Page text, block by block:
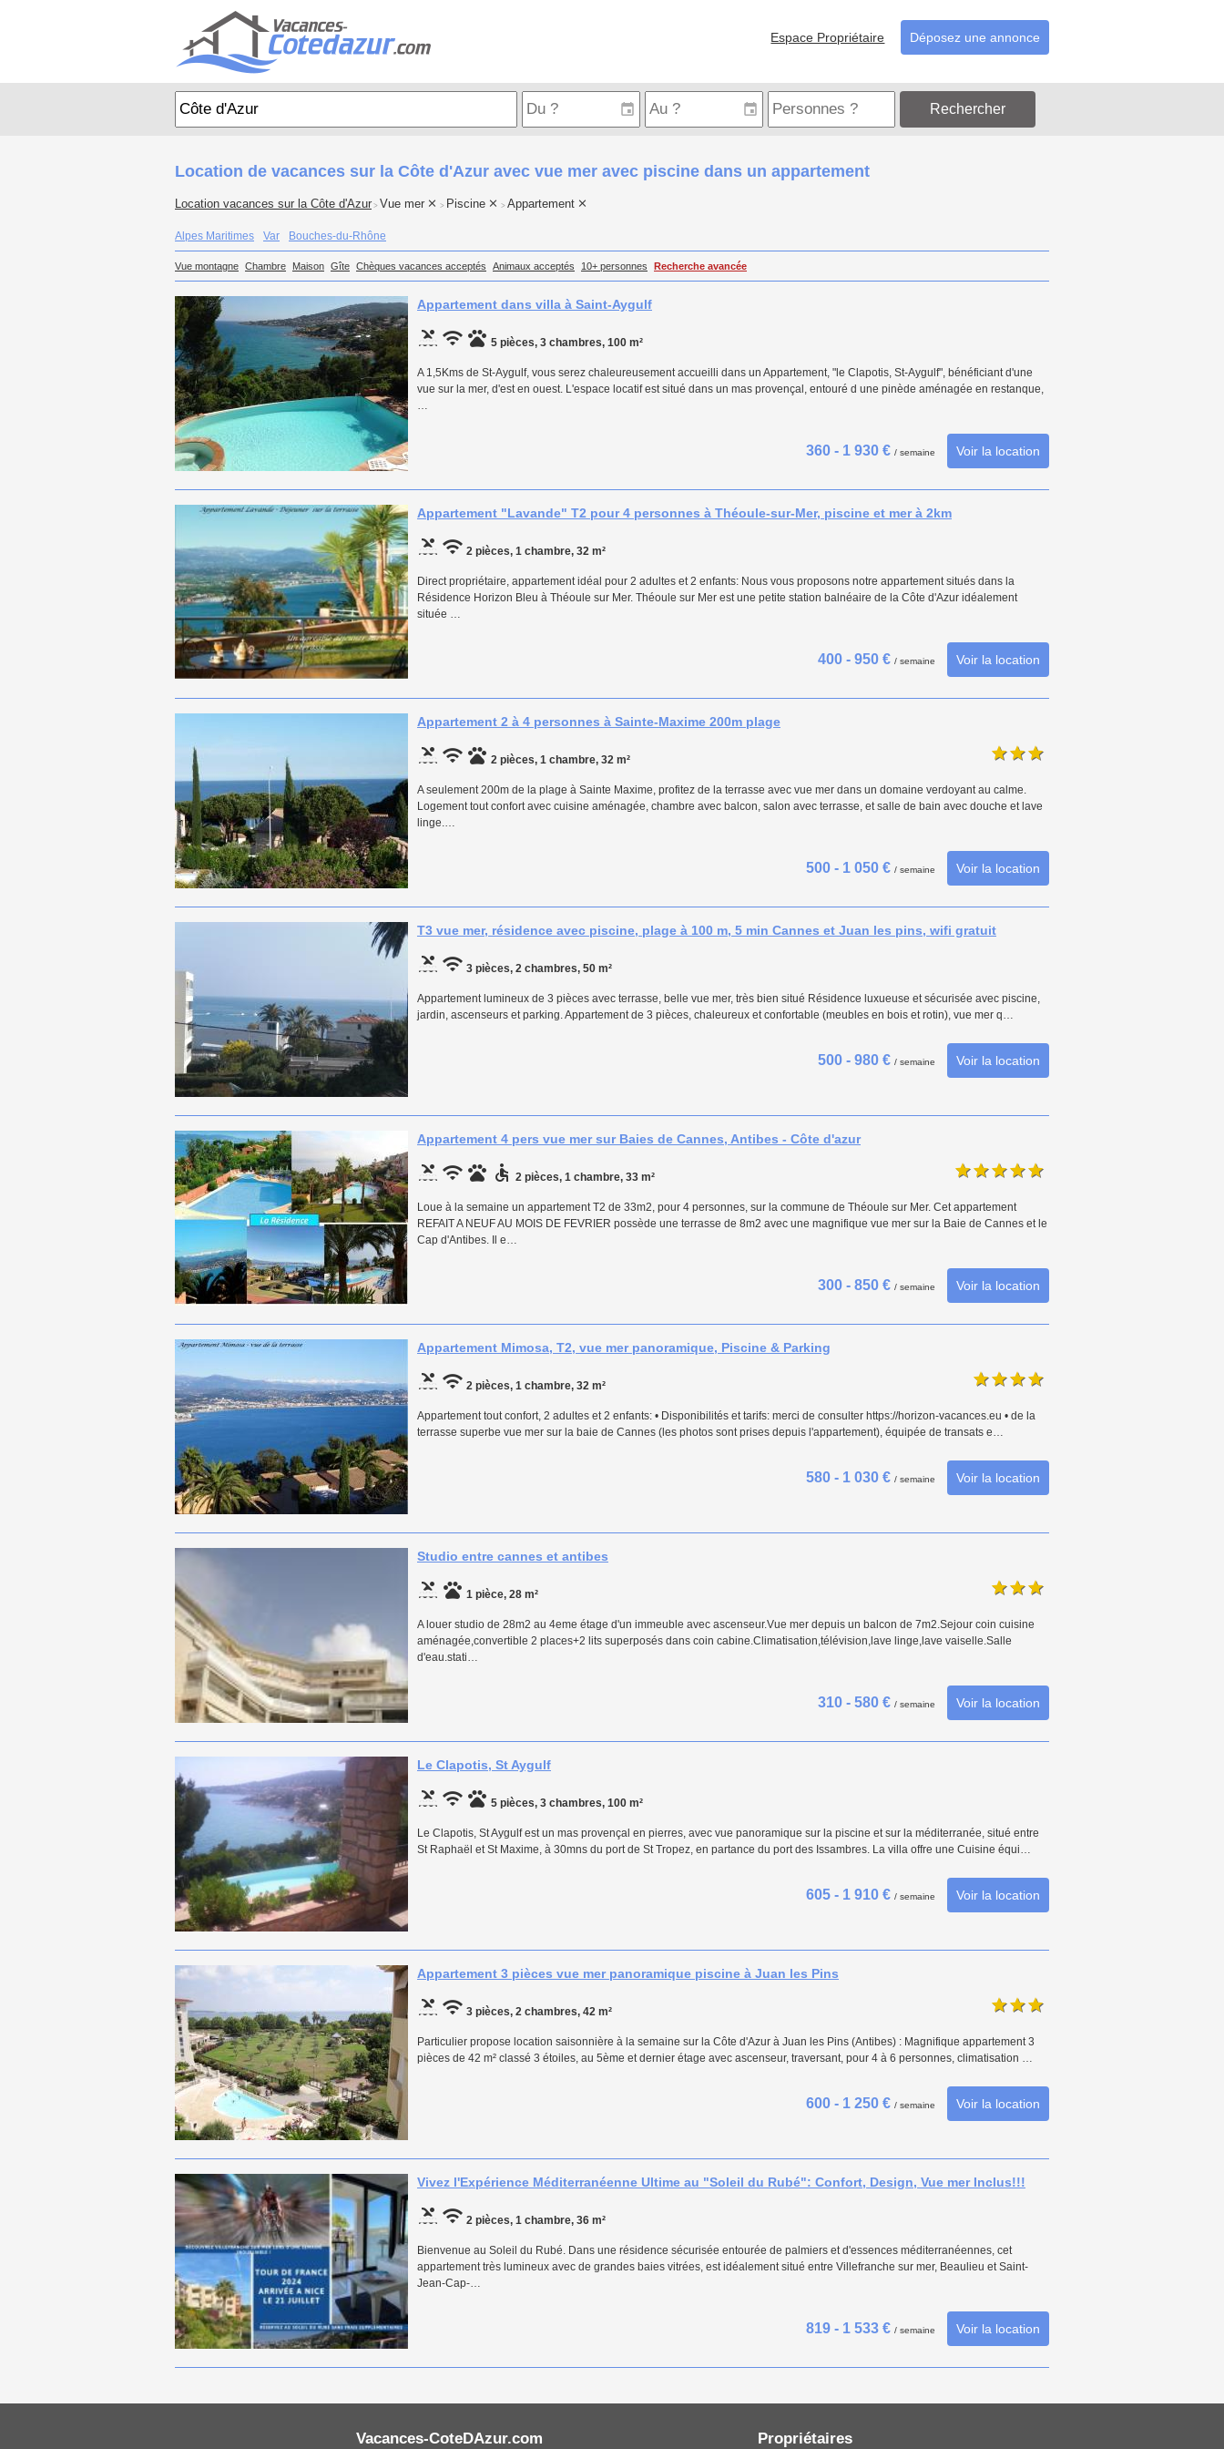
Espace Propriétaire Déposez une annonce
Rechercher
Location de vacances sur la Côte d'Azur avec vue mer avec piscine dans un appartement
Location vacances sur la Côte d'Azur > Vue mer > Piscine > Appartement
Alpes Maritimes Var Bouches-du-Rhône
Vue montagne Chambre Maison Gîte Chèques vacances acceptés Animaux acceptés 10+ personnes Recherche avancée
Appartement dans villa à Saint-Aygulf
5 pièces, 3 chambres, 100 m²
A 1,5Kms de St-Aygulf, vous serez chaleureusement accueilli dans un Appartement, "le Clapotis, St-Aygulf", bénéficiant d'une
vue sur la mer, d'est en ouest. L'espace locatif est situé dans un mas provençal, entouré d une pinède aménagée en restanque,
360 - 1 930 € / semaine Voir la location
Appartement "Lavande" T2 pour 4 personnes à Théoule-sur-Mer, piscine et mer à 2km
2 pièces, 1 chambre, 32 m²
Direct propriétaire, appartement idéal pour 2 adultes et 2 enfants: Nous vous proposons notre appartement situés dans la
Résidence Horizon Bleu à Théoule sur Mer. Théoule sur Mer est une petite station balnéaire de la Côte d'Azur idéalement
située …
400 - 950 € / semaine Voir la location
Appartement 2 à 4 personnes à Sainte-Maxime 200m plage
2 pièces, 1 chambre, 32 m²
A seulement 200m de la plage à Sainte Maxime, profitez de la terrasse avec vue mer dans un domaine verdoyant au calme.
Logement tout confort avec cuisine aménagée, chambre avec balcon, salon avec terrasse, et salle de bain avec douche et lave
linge.…
500 - 1 050 € / semaine Voir la location
T3 vue mer, résidence avec piscine, plage à 100 m, 5 min Cannes et Juan les pins, wifi gratuit
3 pièces, 2 chambres, 50 m²
Appartement lumineux de 3 pièces avec terrasse, belle vue mer, très bien situé Résidence luxueuse et sécurisée avec piscine,
jardin, ascenseurs et parking. Appartement de 3 pièces, chaleureux et confortable (meubles en bois et rotin), vue mer q…
500 - 980 € / semaine Voir la location
Appartement 4 pers vue mer sur Baies de Cannes, Antibes - Côte d'azur
2 pièces, 1 chambre, 33 m²
Loue à la semaine un appartement T2 de 33m2, pour 4 personnes, sur la commune de Théoule sur Mer. Cet appartement
REFAIT A NEUF AU MOIS DE FEVRIER possède une terrasse de 8m2 avec une magnifique vue mer sur la Baie de Cannes et le
Cap d'Antibes. Il e…
300 - 850 € / semaine Voir la location
Appartement Mimosa, T2, vue mer panoramique, Piscine & Parking
2 pièces, 1 chambre, 32 m²
Appartement tout confort, 2 adultes et 2 enfants: • Disponibilités et tarifs: merci de consulter https://horizon-vacances.eu • de la
terrasse superbe vue mer sur la baie de Cannes (les photos sont prises depuis l'appartement), équipée de transats e…
580 - 1 030 € / semaine Voir la location
Studio entre cannes et antibes
1 pièce, 28 m²
A louer studio de 28m2 au 4eme étage d'un immeuble avec ascenseur.Vue mer depuis un balcon de 7m2.Sejour coin cuisine
aménagée,convertible 2 places+2 lits superposés dans coin cabine.Climatisation,télévision,lave linge,lave vaiselle.Salle
d'eau.stati…
310 - 580 € / semaine Voir la location
Le Clapotis, St Aygulf
5 pièces, 3 chambres, 100 m²
Le Clapotis, St Aygulf est un mas provençal en pierres, avec vue panoramique sur la piscine et sur la méditerranée, situé entre
St Raphaël et St Maxime, à 30mns du port de St Tropez, en partance du port des Issambres. La villa offre une Cuisine équi…
605 - 1 910 € / semaine Voir la location
Appartement 3 pièces vue mer panoramique piscine à Juan les Pins
3 pièces, 2 chambres, 42 m²
Particulier propose location saisonnière à la semaine sur la Côte d'Azur à Juan les Pins (Antibes) : Magnifique appartement 3
pièces de 42 m² classé 3 étoiles, au 5ème et dernier étage avec ascenseur, traversant, pour 4 à 6 personnes, climatisation …
600 - 1 250 € / semaine Voir la location
Vivez l'Expérience Méditerranéenne Ultime au "Soleil du Rubé": Confort, Design, Vue mer Inclus!!!
2 pièces, 1 chambre, 36 m²
Bienvenue au Soleil du Rubé. Dans une résidence sécurisée entourée de palmiers et d'essences méditerranéennes, cet
appartement très lumineux avec de grandes baies vitrées, est idéalement situé entre Villefranche sur mer, Beaulieu et Saint-
Jean-Cap-…
819 - 1 533 € / semaine Voir la location
Vacances-CoteDAzur.com Propriétaires